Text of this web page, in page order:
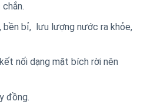
bền bỉ, lưu lượng nước ra khỏe,
nối dạng mặt bích rời nên
đồng.